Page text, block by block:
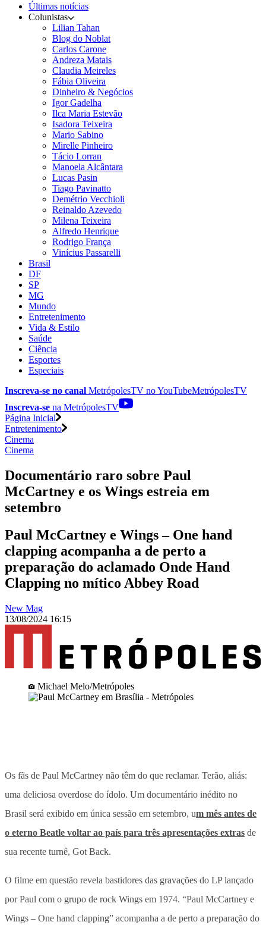
Últimas notícias
Colunistas
Lilian Tahan
Blog do Noblat
Carlos Carone
Andreza Matais
Claudia Meireles
Fábia Oliveira
Dinheiro & Negócios
Igor Gadelha
Ilca Maria Estevão
Isadora Teixeira
Mario Sabino
Mirelle Pinheiro
Tácio Lorran
Manoela Alcântara
Lucas Pasin
Tiago Pavinatto
Demétrio Vecchioli
Reinaldo Azevedo
Milena Teixeira
Alfredo Henrique
Rodrigo França
Vinícius Passarelli
Brasil
DF
SP
MG
Mundo
Entretenimento
Vida & Estilo
Saúde
Ciência
Esportes
Especiais
Inscreva-se no canal MetrópolesTV noYouTubeMetrópolesTV
Inscreva-se na MetrópolesTV
Página Inicial
Entretenimento
Cinema
Cinema
Documentário raro sobre Paul
McCartney e os Wings estreia em
setembro
Paul McCartney e Wings – One hand
clapping acompanha a de perto a
preparação do aclamado Onde Hand
Clapping no mítico Abbey Road
New Mag
13/08/2024 16:15
Michael Melo/Metrópoles
Os fãs de Paul McCartney não têm do que reclamar. Terão, aliás:
uma deliciosa overdose do ídolo. Um documentário inédito no
Brasil será exibido em única sessão em setembro, um mês antes de
o eterno Beatle voltar ao país para três apresentações extras de
sua recente turnê, Got Back.
O filme em questão revela bastidores das gravações do LP lançado
por Paul com o grupo de rock Wings em 1974. “Paul McCartney e
Wings – One hand clapping” acompanha a de perto a preparação do